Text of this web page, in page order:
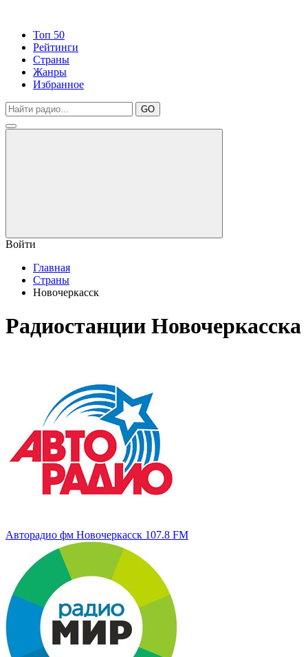
Топ 50
Рейтинги
Страны
Жанры
Избранное
GO
Войти
Главная
Страны
Новочеркасск
Радиостанции Новочеркасска
Авторадио фм Новочеркасск 107.8 FM